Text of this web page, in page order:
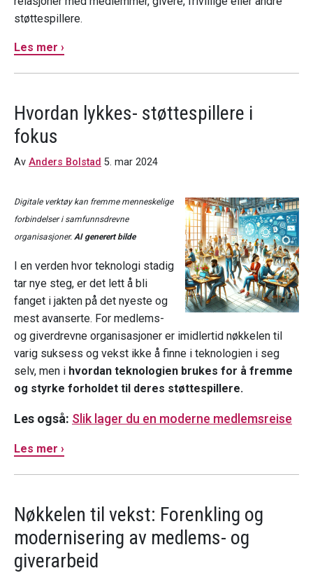
støttespillere.
Les mer ›
Hvordan lykkes- støttespillere i
fokus
Av Anders Bolstad 5. mar 2024
Digitale verktøy kan fremme menneskelige
forbindelser i samfunnsdrevne
organisasjoner. AI generert bilde
I en verden hvor teknologi stadig
tar nye steg, er det lett å bli
fanget i jakten på det nyeste og
mest avanserte. For medlems-
og giverdrevne organisasjoner er imidlertid nøkkelen til
varig suksess og vekst ikke å finne i teknologien i seg
selv, men i hvordan teknologien brukes for å fremme
og styrke forholdet til deres støttespillere.
Les også: Slik lager du en moderne medlemsreise
Les mer ›
Nøkkelen til vekst: Forenkling og
modernisering av medlems- og
giverarbeid